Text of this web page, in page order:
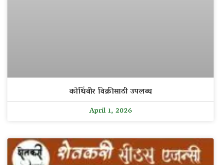
कोथिंबीर विक्रीसाठी उपलब्ध
April 1, 2026